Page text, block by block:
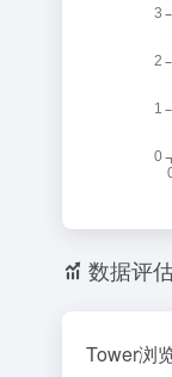
数据评
Tower浏